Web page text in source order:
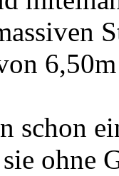
schon
ohne